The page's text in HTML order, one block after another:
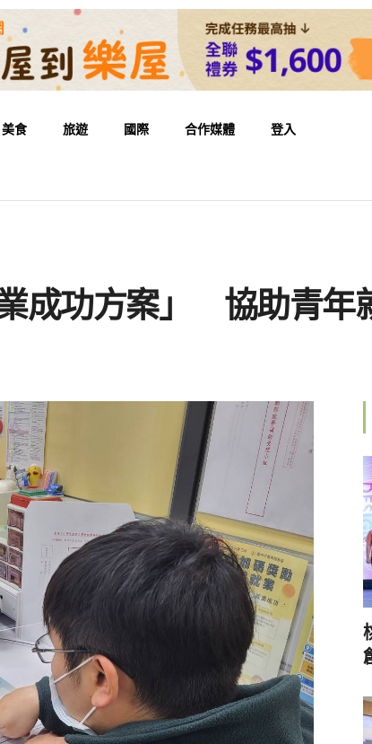
美食 旅遊 國際 合作媒體 登入
成功方案」 協助青年